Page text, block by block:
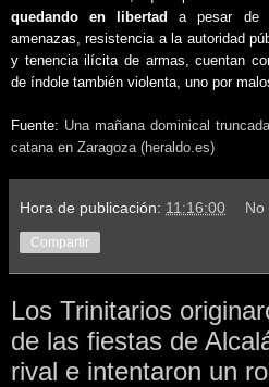
quedando en libertada pesar de
amenazas, resistencia a la autoridad
y tenencia ilícita de armas, cuentan
de índole también violenta, uno por
Fuente: Una mañana dominical
catana en Zaragoza (heraldo.es)
Hora de publicación: 11:16:00 No
Compartir
Los Trinitarios
de las fiestas de
rival e intentaron un